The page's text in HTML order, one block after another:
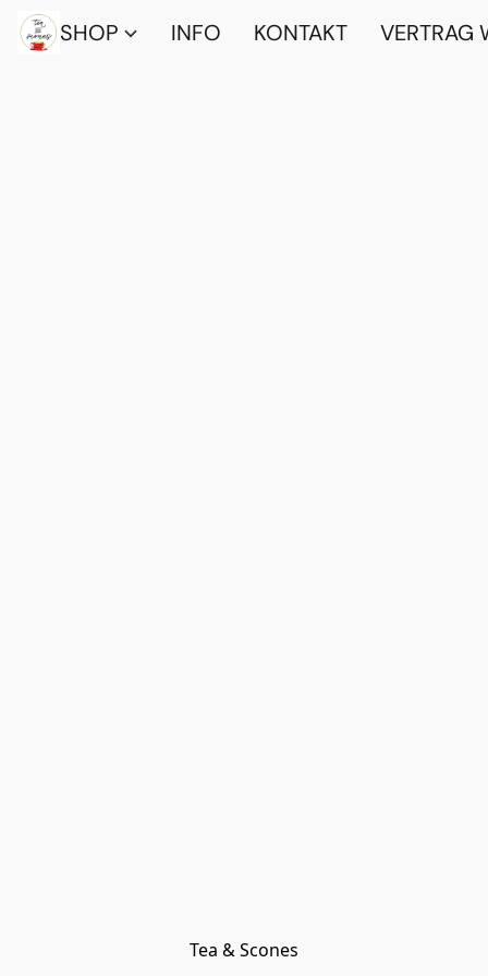
SHOP INFO KONTAKT VERTRAG
Tea & Scones